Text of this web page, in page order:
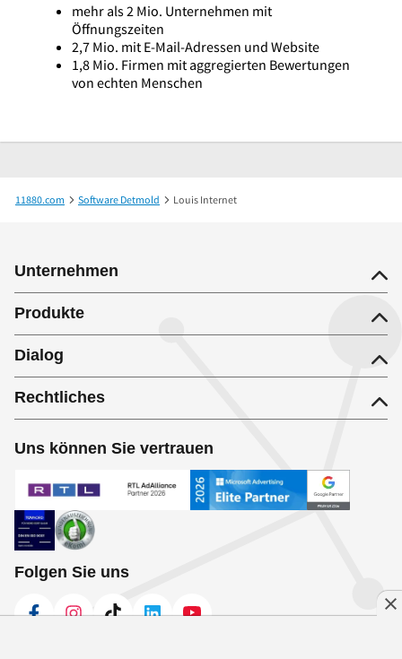
mehr als 2 Mio. Unternehmen mit
Öffnungszeiten
2,7 Mio. mit E-Mail-Adressen und Website
1,8 Mio. Firmen mit aggregierten Bewertungen
von echten Menschen
11880.com Software Detmold Louis Internet
Unternehmen
Produkte
Dialog
Rechtliches
Uns können Sie vertrauen
Folgen Sie uns